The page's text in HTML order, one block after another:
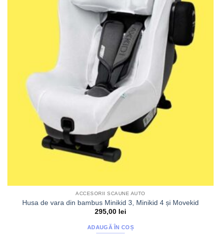
ACCESORII SCAUNE AUTO
Husa de vara din bambus Minikid 3, Minikid 4 și Movekid
295,00 lei
ADAUGĂ ÎN COȘ